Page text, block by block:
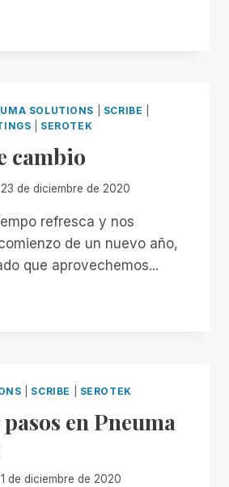
SOLUTIONS SCRIBE
SEROTEK
cambio
23 de diciembre de 2020
refresca y nos
de un nuevo año,
que aprovechemos...
SCRIBE SEROTEK
en Pneuma
1 de diciembre de 2020